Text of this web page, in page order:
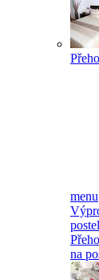
menu
postel
na